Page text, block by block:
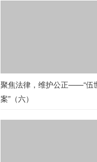
聚焦法律，维护公正——“伍
案”（六）